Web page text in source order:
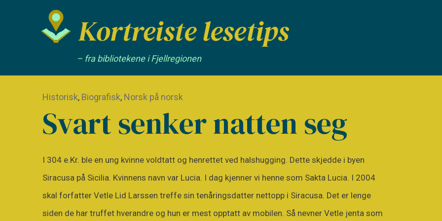
– fra bibliotekene i Fjellregionen
Historisk, Biografisk, Norsk på norsk
Svart senker natten seg
I 304 e.Kr. ble en ung kvinne voldtatt og henrettet ved halshugging. Dette skjedde i byen
Siracusa på Sicilia. Kvinnens navn var Lucia. I dag kjenner vi henne som Sakta Lucia. I 2004
skal forfatter Vetle Lid Larssen treffe sin tenåringsdatter nettopp i Siracusa. Det er lenge
siden de har truffet hverandre og hun er mest opptatt av mobilen. Så nevner Vetle jenta som